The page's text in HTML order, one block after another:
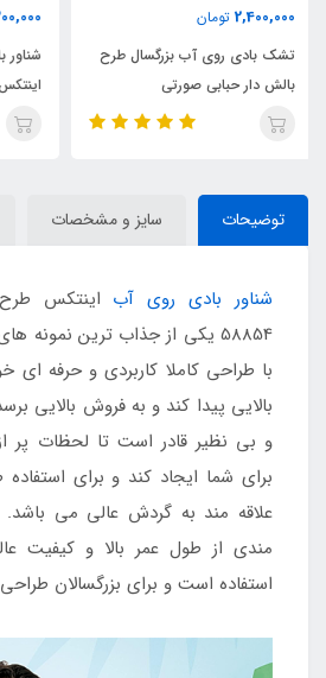
7,300,000 تومان
شناور بادی روی آب بزرگسال
اینتکس مدل قایق سایبان دار
مدل
توضیحات سایز و مشخصات
شناور بادی روی آب
58854 یکی از جذاب ترین
با طراحی کاملا کاربردی و حرفه ای
بالایی پیدا کند و به فروش
و بی نظیر قادر است تا لحظات پر
برای شما ایجاد کند و برای
علاقه مند به گردش عالی می
مندی از طول عمر بالا و کیفیت
استفاده است و برای بزرگسالان